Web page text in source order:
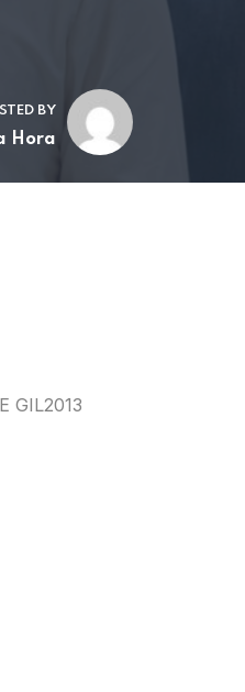
BY
Hora
GIL2013